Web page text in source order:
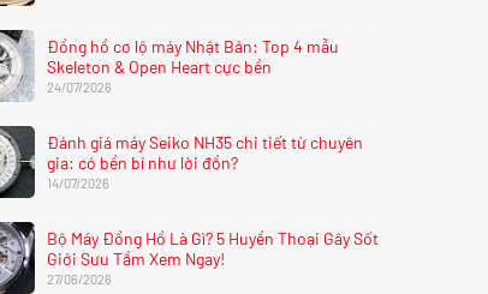
Đồng hồ cơ lộ máy Nhật Bản: Top 4 mẫu
Skeleton & Open Heart cực bền
24/07/2026
Đánh giá máy Seiko NH35 chi tiết từ chuyên
gia: có bền bỉ như lời đồn?
14/07/2026
Bộ Máy Đồng Hồ Là Gì? 5 Huyền Thoại Gây Sốt
Giới Sưu Tầm Xem Ngay!
27/06/2026